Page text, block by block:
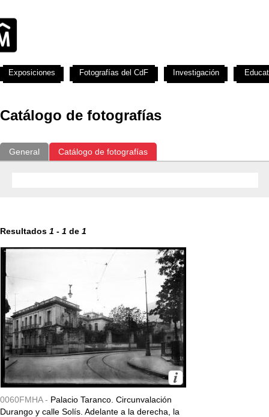
Catálogo de fotografías
General Catálogo de fotografías
Resultados 1 - 1 de 1
0060FMHA - Palacio Taranco. Circunvalación
Durango y calle Solís. Adelante a la derecha, la
Exposiciones Fotografías del CdF Investigación